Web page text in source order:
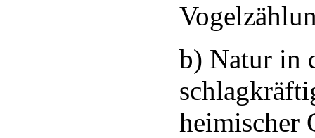
b) Natur in
heimischer